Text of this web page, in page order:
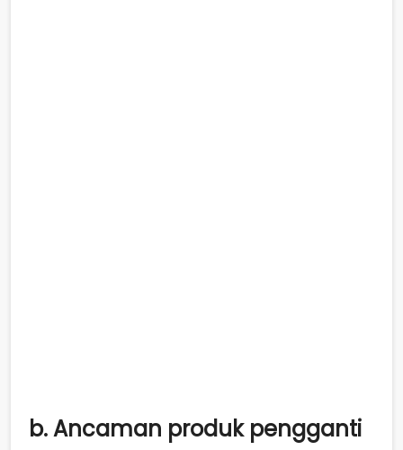
b. Ancaman produk pengganti